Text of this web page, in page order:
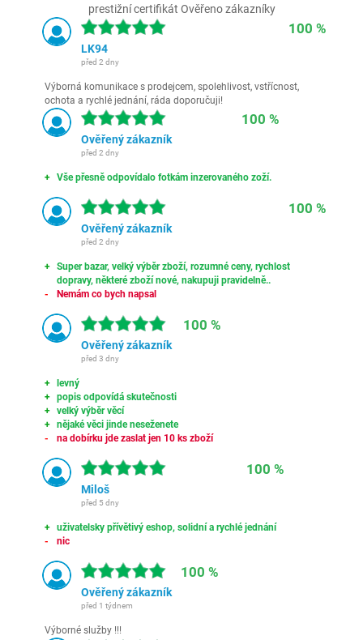
prestižní certifikát Ověřeno zákazníky
100 %
LK94
před 2 dny
Výborná komunikace s prodejcem, spolehlivost, vstřícnost,
ochota a rychlé jednání, ráda doporučuji!
100 %
Ověřený zákazník
před 2 dny
Vše přesně odpovídalo fotkám inzerovaného zoží.
100 %
Ověřený zákazník
před 2 dny
Super bazar, velký výběr zboží, rozumné ceny, rychlost
dopravy, některé zboží nové, nakupuji pravidelně..
Nemám co bych napsal
100 %
Ověřený zákazník
před 3 dny
levný
popis odpovídá skutečnosti
velký výběr věcí
nějaké věci jinde neseženete
na dobírku jde zaslat jen 10 ks zboží
100 %
Miloš
před 5 dny
uživatelsky přívětivý eshop, solidní a rychlé jednání
nic
100 %
Ověřený zákazník
před 1 týdnem
Výborné služby !!!